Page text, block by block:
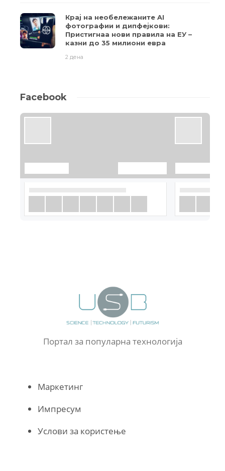
Крај на необележаните AI
фотографии и дипфејкови:
Пристигнаа нови правила на ЕУ –
казни до 35 милиони евра
2 дена
Facebook
Портал за популарна технологија
Маркетинг
Импресум
Услови за користење